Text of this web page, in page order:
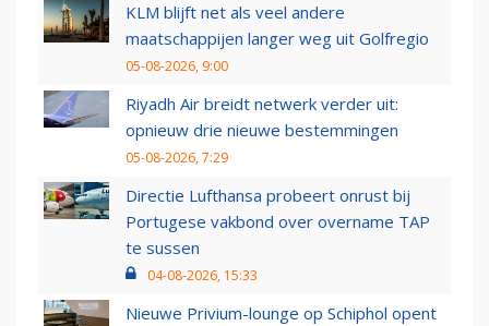
KLM blijft net als veel andere
maatschappijen langer weg uit Golfregio
05-08-2026, 9:00
Riyadh Air breidt netwerk verder uit:
opnieuw drie nieuwe bestemmingen
05-08-2026, 7:29
Directie Lufthansa probeert onrust bij
Portugese vakbond over overname TAP
te sussen
04-08-2026, 15:33
Nieuwe Privium-lounge op Schiphol opent